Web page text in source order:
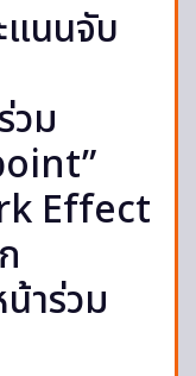
นนจับ
วม
Effect
าร่วม